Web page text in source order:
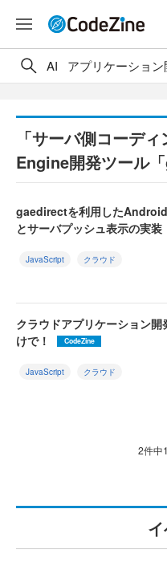
AI アプリケーション
「サーバ側コーデ
Engine開発ツール
gaedirectを利用した
とサーバプッシュ表示の実装
JavaScript クラウド
クラウドアプリケーション
けで！
CodeZine
JavaScript クラウド
2件中